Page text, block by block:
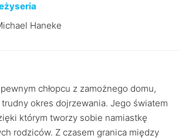
Haneke
chłopcu z zamożnego domu,
okres dojrzewania. Jego światem
którym tworzy sobie namiastkę
rodziców. Z czasem granica między